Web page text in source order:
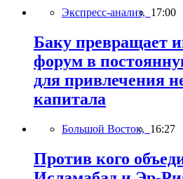
Экспресс-анализ, 17:00
Баку превращает
форум в
для привлечения
капитала
Большой Восток, 16:27
Против кого